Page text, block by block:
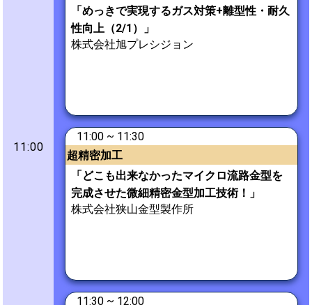
11:00
「めっきで実現するガス対策+離型性・耐久
性向上（2/1）」
株式会社旭プレシジョン
11:00 ~ 11:30
超精密加工
「どこも出来なかったマイクロ流路金型を
完成させた微細精密金型加工技術！」
株式会社狭山金型製作所
11:30 ~ 12:00